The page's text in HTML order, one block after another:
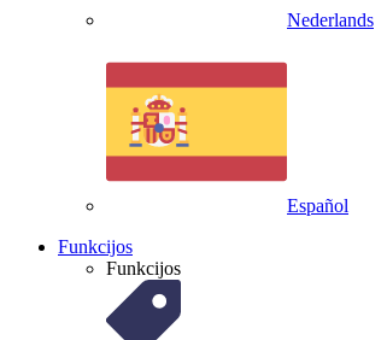
Nederlands
Español
Funkcijos
Funkcijos